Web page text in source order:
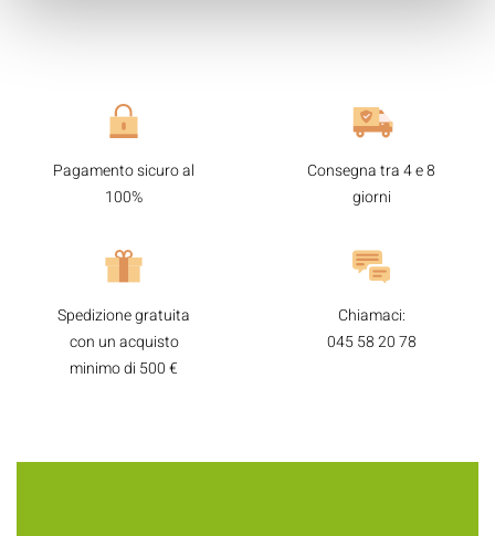
Pagamento sicuro al
100%
Consegna tra 4 e 8
giorni
Spedizione gratuita
con un acquisto
minimo di 500 €
Chiamaci:
045 58 20 78